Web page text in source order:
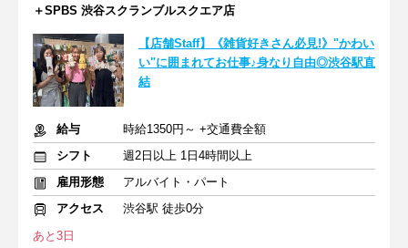
＋SPBS 渋谷スクランブルスクエア店
【店舗Staff】《雑貨好きさん必見!》"かわい
い"に囲まれてお仕事♪身なり自由◎渋谷駅直
結
給与
時給1350円～ +交通費全額
シフト
週2日以上 1日4時間以上
雇用形態
アルバイト・パート
アクセス
渋谷駅 徒歩0分
あと3日